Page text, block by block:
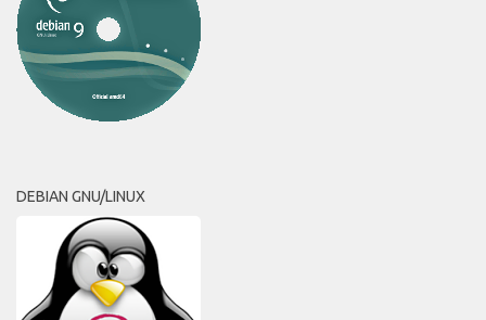
DEBIAN GNU/LINUX